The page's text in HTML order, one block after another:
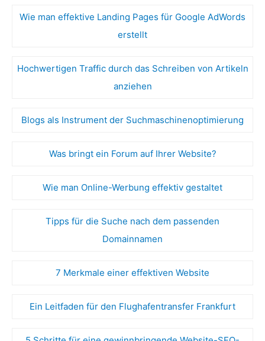
Wie man effektive Landing Pages für Google AdWords
erstellt
Hochwertigen Traffic durch das Schreiben von Artikeln
anziehen
Blogs als Instrument der Suchmaschinenoptimierung
Was bringt ein Forum auf Ihrer Website?
Wie man Online-Werbung effektiv gestaltet
Tipps für die Suche nach dem passenden
Domainnamen
7 Merkmale einer effektiven Website
Ein Leitfaden für den Flughafentransfer Frankfurt